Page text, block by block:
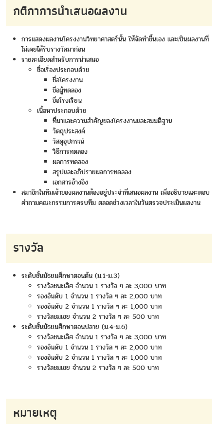
กติกาการนำเสนอผลงาน
การแสดงผลงานโครงงานวิทยาศาสตร์นั้น ให้จัดทำขึ้นเอง และเป็นผลงานที่
ไม่เคยได้รับรางวัลมาก่อน
รายละเอียดสำหรับการนำเสนอ
ชื่อเรื่องประกอบด้วย
ชื่อโครงงาน
ชื่อผู้ทดลอง
ชื่อโรงเรียน
เนื้อหาประกอบด้วย
ที่มาและความสำคัญของโครงงานและสมมติฐาน
วัตถุประสงค์
วัสดุอุปกรณ์
วิธีการทดลอง
ผลการทดลอง
สรุปและอภิปรายผลการทดลอง
เอกสารอ้างอิง
สมาชิกในทีมเจ้าของผลงานต้องอยู่ประจำที่เสนอผลงาน เพื่ออธิบายและตอบ
คำถามคณะกรรมการครบทีม ตลอดช่วงเวลาในวันตรวจประเมินผลงาน
รางวัล
ระดับชั้นมัธยมศึกษาตอนต้น (ม.1-ม.3)
รางวัลชนะเลิศ จำนวน 1 รางวัล ๆ ละ 3,000 บาท
รองอันดับ 1 จำนวน 1 รางวัล ๆ ละ 2,000 บาท
รองอันดับ 2 จำนวน 1 รางวัล ๆ ละ 1,000 บาท
รางวัลชมเชย จำนวน 2 รางวัล ๆ ละ 500 บาท
ระดับชั้นมัธยมศึกษาตอนปลาย (ม.4-ม.6)
รางวัลชนะเลิศ จำนวน 1 รางวัล ๆ ละ 3,000 บาท
รองอันดับ 1 จำนวน 1 รางวัล ๆ ละ 2,000 บาท
รองอันดับ 2 จำนวน 1 รางวัล ๆ ละ 1,000 บาท
รางวัลชมเชย จำนวน 2 รางวัล ๆ ละ 500 บาท
หมายเหตุ